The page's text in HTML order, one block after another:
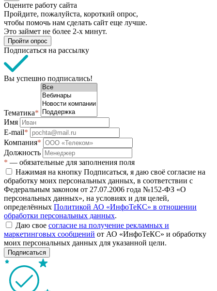
Оцените работу сайта
Пройдите, пожалуйста, короткий опрос,
чтобы помочь нам сделать сайт еще лучше.
Это займет не более 2-х минут.
Пройти опрос
Подписаться на рассылку
Вы успешно подписались!
Тематика*
Имя
E-mail*
Компания*
Должность
* — обязательные для заполнения поля
Нажимая на кнопку Подписаться, я даю своё согласие на
обработку моих персональных данных, в соответствии с
Федеральным законом от 27.07.2006 года №152-ФЗ «О
персональных данных», на условиях и для целей,
определённых Политикой АО «ИнфоТеКС» в отношении
обработки персональных данных.
Даю свое согласие на получение рекламных и
маркетинговых сообщений от АО «ИнфоТеКС» и обработку
моих персональных данных для указанной цели.
Подписаться